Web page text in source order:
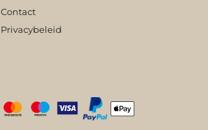
Contact
Privacybeleid